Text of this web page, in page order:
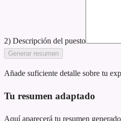
2) Descripción del puesto
Generar resumen
Añade suficiente detalle sobre tu
Tu resumen adaptado
Aquí aparecerá tu resumen